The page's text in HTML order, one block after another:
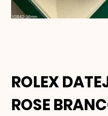
ROLEX
ROSE